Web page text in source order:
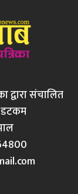
द्वारा संचालित
डटकम